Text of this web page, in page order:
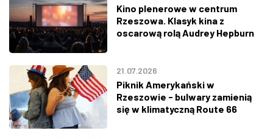
Kino plenerowe w centrum
Rzeszowa. Klasyk kina z
oscarową rolą Audrey Hepburn
21.07.2026
Piknik Amerykański w
Rzeszowie - bulwary zamienią
się w klimatyczną Route 66